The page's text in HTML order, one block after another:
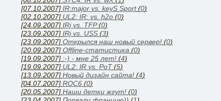
[07.10.2007] IR:major vs. keyS Sport(0)
[02.10.2007] UL2: IR: vs. h2o (0)
[24.09.2007] IRj vs. TFP(0)
[23.09.2007] IRj vs. USS (3)
[23.09.2007] Открылся наш новый сервер! (0)
[20.09.2007] Offline-статистика (0)
[19.09.2007] :-) - мне 25 лет! (4)
[19.09.2007] UL2: IR vs. PoT(5)
[13.09.2007] Новый дизайн сайта! (4)
[04.07.2007] ROC6 (0)
[20.05.2007] Наши детки жгут! (0)